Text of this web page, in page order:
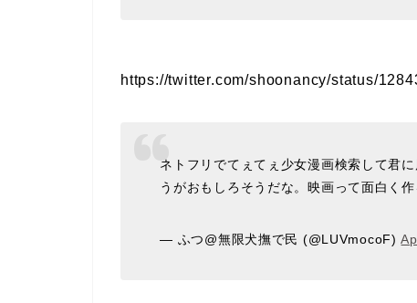
https://twitter.com/shoonancy/status/
ネトフリでてぇてぇ少女漫画検索して君
うがおもしろそうだな。映画って面白く
— ふつ@無限犬撫で民 (@LUVmocoF)